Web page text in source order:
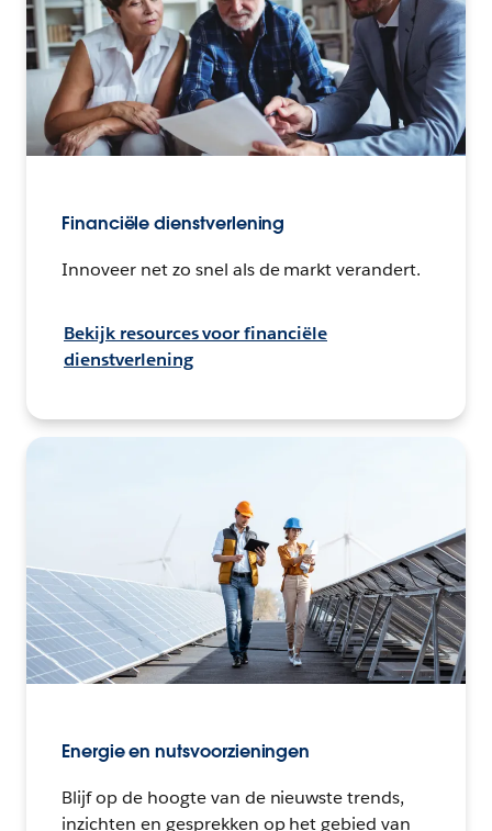
Financiële dienstverlening
Innoveer net zo snel als de markt verandert.
Bekijk resources voor financiële
dienstverlening
Energie en nutsvoorzieningen
Blijf op de hoogte van de nieuwste trends,
inzichten en gesprekken op het gebied van